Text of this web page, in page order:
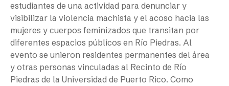
estudiantes de una actividad para denunciar y
visibilizar la violencia machista y el acoso hacia las
mujeres y cuerpos feminizados que transitan por
diferentes espacios públicos en Río Piedras. Al
evento se unieron residentes permanentes del área
y otras personas vinculadas al Recinto de Río
Piedras de la Universidad de Puerto Rico. Como